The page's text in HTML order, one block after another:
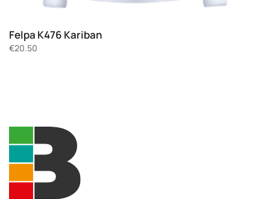
Felpa K476 Kariban
€20.50